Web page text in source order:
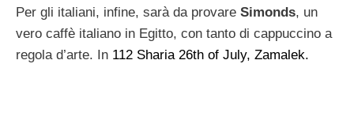
Per gli italiani, infine, sarà da provare Simonds, un
vero caffè italiano in Egitto, con tanto di cappuccino a
regola d’arte. In 112 Sharia 26th of July, Zamalek.